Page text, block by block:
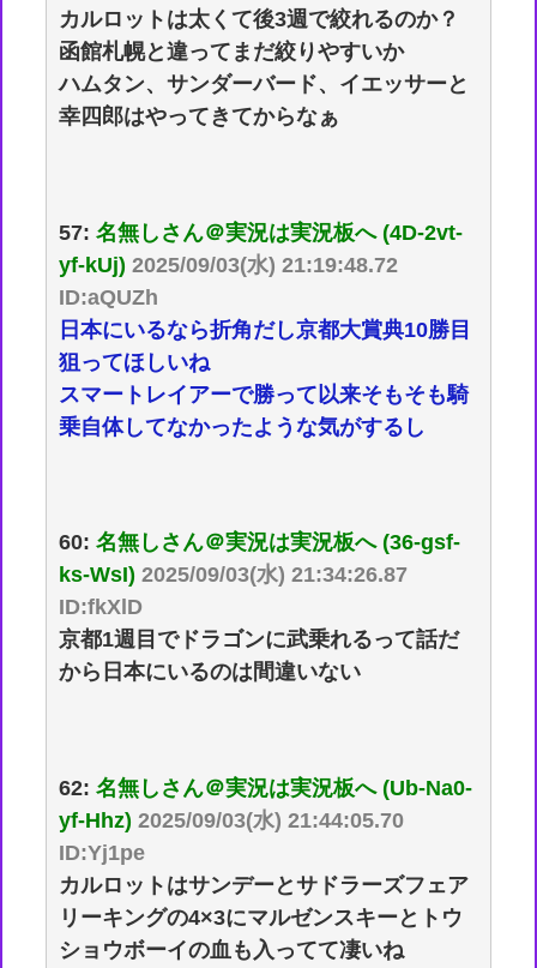
カルロットは太くて後3週で絞れるのか？
函館札幌と違ってまだ絞りやすいか
ハムタン、サンダーバード、イエッサーと
幸四郎はやってきてからなぁ
57:名無しさん＠実況は実況板へ (4D-2vt-
yf-kUj) 2025/09/03(水) 21:19:48.72
ID:aQUZh
日本にいるなら折角だし京都大賞典10勝目
狙ってほしいね
スマートレイアーで勝って以来そもそも騎
乗自体してなかったような気がするし
60:名無しさん＠実況は実況板へ (36-gsf-
ks-WsI) 2025/09/03(水) 21:34:26.87
ID:fkXlD
京都1週目でドラゴンに武乗れるって話だ
から日本にいるのは間違いない
62:名無しさん＠実況は実況板へ (Ub-Na0-
yf-Hhz) 2025/09/03(水) 21:44:05.70
ID:Yj1pe
カルロットはサンデーとサドラーズフェア
リーキングの4×3にマルゼンスキーとトウ
ショウボーイの血も入ってて凄いね